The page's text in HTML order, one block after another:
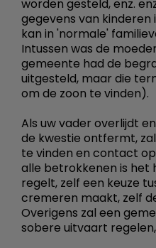
worden gesteld, enz.
gegevens van kinderen
kan in 'normale'
Intussen was de
gemeente had de
uitgesteld, maar die
om de zoon te vinden).
Als uw vader overlijdt
de kwestie ontfermt,
te vinden en contact
alle betrokkenen is het
regelt, zelf een keuze
cremeren maakt, zelf
Overigens zal een
sobere uitvaart